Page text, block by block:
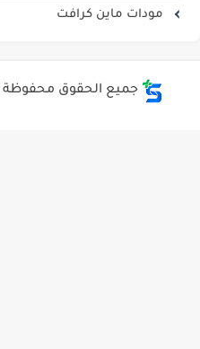
مودات ماين كرافت
جميع الحقوق محفوظة ©